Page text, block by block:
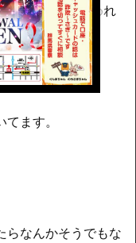
ト5あたりを決めれ
ます。
なんかそうでもな